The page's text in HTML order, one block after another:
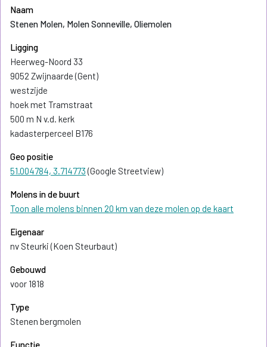
Naam
Stenen Molen, Molen Sonneville, Oliemolen
Ligging
Heerweg-Noord 33
9052 Zwijnaarde (Gent)
westzijde
hoek met Tramstraat
500 m N v.d. kerk
kadasterperceel B176
Geo positie
51.004784, 3.714773(Google Streetview)
Molens in de buurt
Toon alle molens binnen 20 km van deze molen op de kaart
Eigenaar
nv Steurki (Koen Steurbaut)
Gebouwd
voor 1818
Type
Stenen bergmolen
Functie